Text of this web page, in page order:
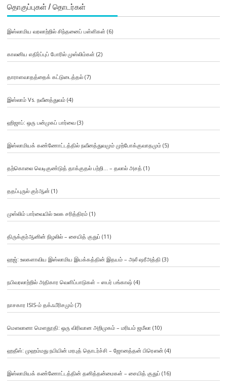
தொகுப்புகள் / தொடர்கள்
இஸ்லாமிய வரலாற்றில் சிந்தனைப் பள்ளிகள் (6)
காலனிய எதிர்ப்புப் போரில் முஸ்லிம்கள் (2)
தாராளவாதத்தைக் கட்டுடைத்தல்(7)
இஸ்லாம் Vs. நவீனத்துவம்(4)
ஹிஜாப்: ஒரு பன்முகப் பார்வை(3)
இஸ்லாமியக் கண்ணோட்டத்தில் நவீனத்துவமும் முற்போக்குவாதமும்(5)
தற்கொலை வெடிகுண்டுத் தாக்குதல் பற்றி… – தலால் அசத் (1)
ததப்புருல் குர்ஆன் (1)
முஸ்லிம் பார்வையில் உலக சரித்திரம்(1)
திருக்குர்ஆனின் நிழலில் – சையித் குதுப் (11)
ஹஜ்: உலகளாவிய இஸ்லாமிய இயக்கத்தின் இதயம் – அலீ ஷரீஅத்தி (3)
நபிவரலாற்றில் அதிகார வெளிப்பாடுகள் – ஸபர் பங்காஷ் (4)
நாசகார ISIS-ம் தக்ஃபீரிசமும்(7)
மௌலானா மௌதூதி: ஒரு விரிவான அறிமுகம் – மரியம் ஜமீலா (10)
ஹதீஸ்: முஹம்மது நபியின் மரபுத் தொடர்ச்சி – ஜோனத்தன் பிரௌன் (4)
இஸ்லாமியக் கண்ணோட்டத்தின் தனித்தன்மைகள் – சையித் குதுப் (16)